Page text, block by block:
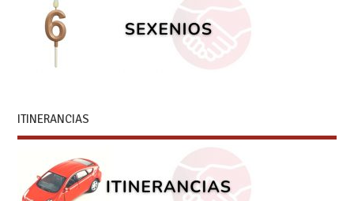
ITINERANCIAS